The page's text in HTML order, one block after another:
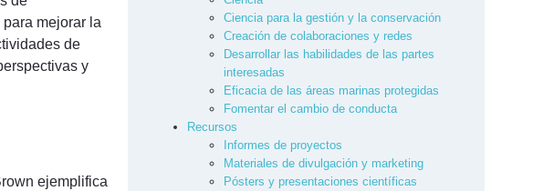
mejorar la
de
y
ejemplifica
Ciencia para la gestión y la conservación
Creación de colaboraciones y redes
Desarrollar las habilidades de las partes
interesadas
Eficacia de las áreas marinas protegidas
Fomentar el cambio de conducta
Recursos
Informes de proyectos
Materiales de divulgación y marketing
Pósters y presentaciones científicas